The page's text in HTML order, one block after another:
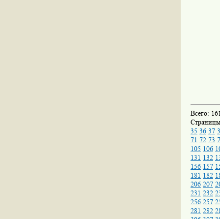
Всего:
35 36 37
71 72 73
105 106
131 132
156 157
181 182
206 207
231 232
256 257
281 282